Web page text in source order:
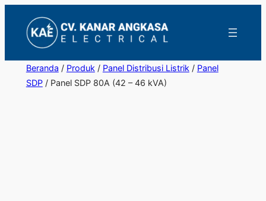
konten
Beranda / Produk / Panel Distribusi Listrik / Panel
SDP/ Panel SDP 80A (42 – 46 kVA)